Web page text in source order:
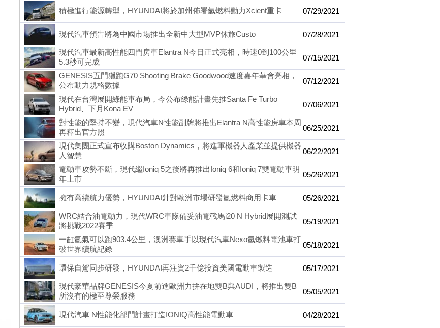
積極進行能源轉型，HYUNDAI將於加州佈署氫燃料動力Xcient重卡 07/29/2021
現代汽車預告將為中國市場推出全新中大型MVP休旅Custo 07/28/2021
現代汽車最新高性能四門房車Elantra N今日正式亮相，時速0到100公里
5.3秒可完成
07/15/2021
GENESIS五門獵跑G70 Shooting Brake Goodwood速度嘉年華會亮相，
公布動力規格數據
07/12/2021
現代在台灣展開綠能車布局，今公布綠能計畫先推Santa Fe Turbo
Hybrid、下月Kona EV
07/06/2021
對性能的堅持不變，現代汽車N性能副牌將推出Elantra N高性能房車本周
再釋出官方照
06/25/2021
現代集團正式宣布收購Boston Dynamics，將進軍機器人產業並提供機器
人智慧
06/22/2021
電動車攻勢不斷，現代繼Ioniq 5之後將再推出Ioniq 6和Ioniq 7雙電動車明
年上市
05/26/2021
擁有高續航力優勢，HYUNDAI針對歐洲市場研發氫燃料商用卡車 05/26/2021
WRC結合油電動力，現代WRC車隊備妥油電戰馬i20 N Hybrid展開測試
將挑戰2022賽季
05/19/2021
一缸氫氣可以跑903.4公里，澳洲賽車手以現代汽車Nexo氫燃料電池車打
破世界續航紀錄
05/18/2021
環保自駕同步研發，HYUNDAI再注資2千億投資美國電動車製造 05/17/2021
現代豪華品牌GENESIS今夏前進歐洲力拚在地雙B與AUDI，將推出雙B
所沒有的極至尊榮服務
05/05/2021
現代汽車 N性能化部門計畫打造IONIQ高性能電動車 04/28/2021